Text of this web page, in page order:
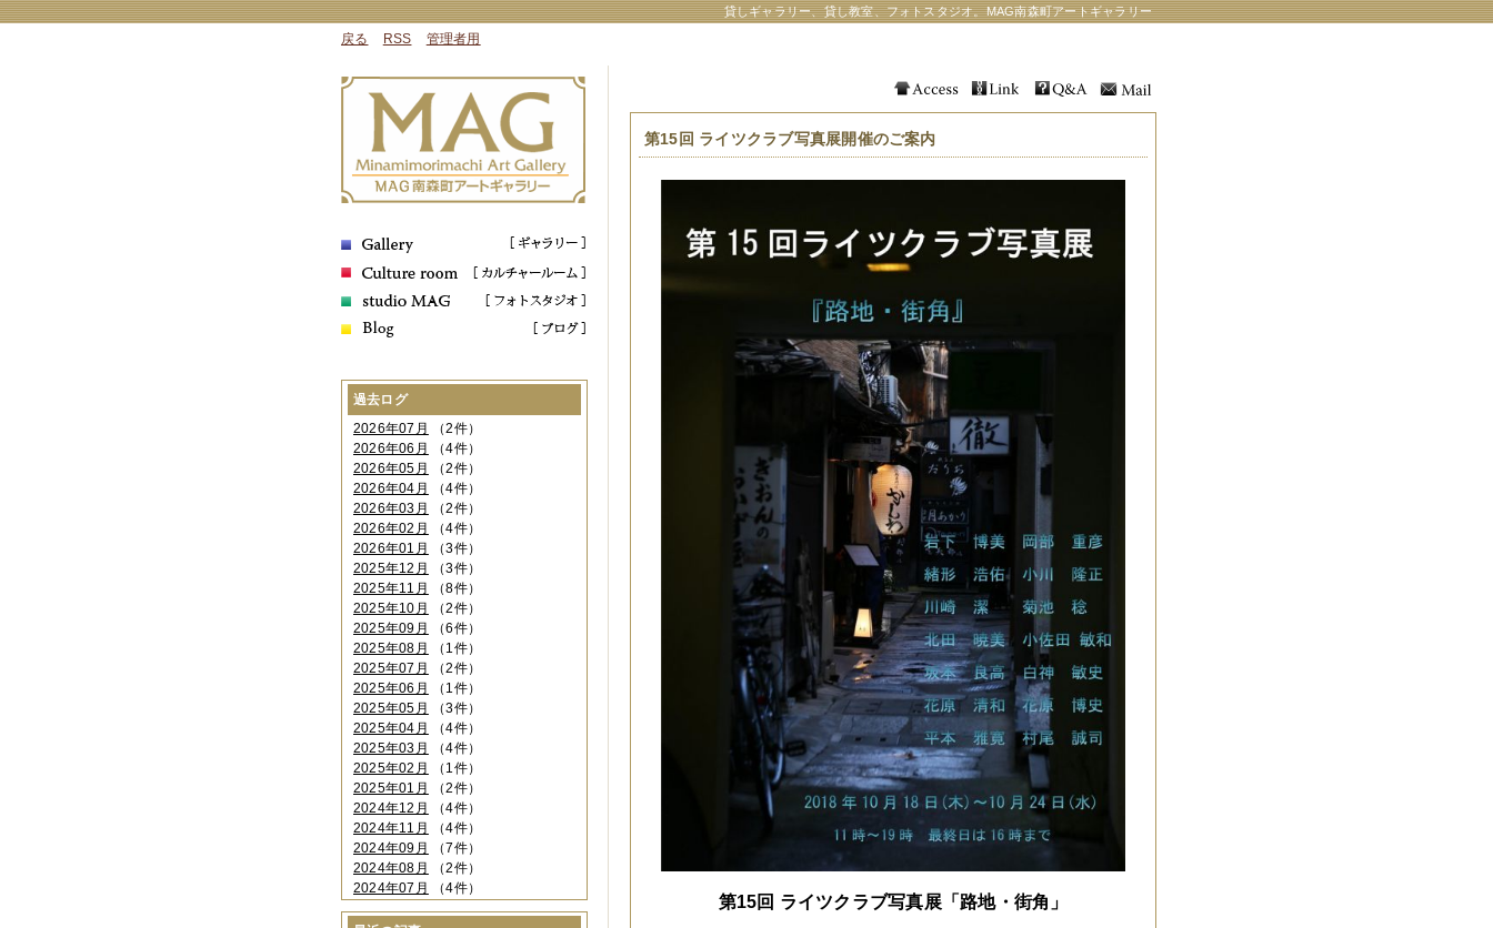
貸しギャラリー、貸し教室、フォトスタジオ。MAG南森町アートギャラリー
戻る RSS 管理者用
第15回 ライツクラブ写真展開催のご案内
第15回 ライツクラブ写真展「路地・街角」
過去ログ
2026年07月
（2件）
2026年06月
（4件）
2026年05月
（2件）
2026年04月
（4件）
2026年03月
（2件）
2026年02月
（4件）
2026年01月
（3件）
2025年12月
（3件）
2025年11月
（8件）
2025年10月
（2件）
2025年09月
（6件）
2025年08月
（1件）
2025年07月
（2件）
2025年06月
（1件）
2025年05月
（3件）
2025年04月
（4件）
2025年03月
（4件）
2025年02月
（1件）
2025年01月
（2件）
2024年12月
（4件）
2024年11月
（4件）
2024年09月
（7件）
2024年08月
（2件）
2024年07月
（4件）
2024年06月（4件）